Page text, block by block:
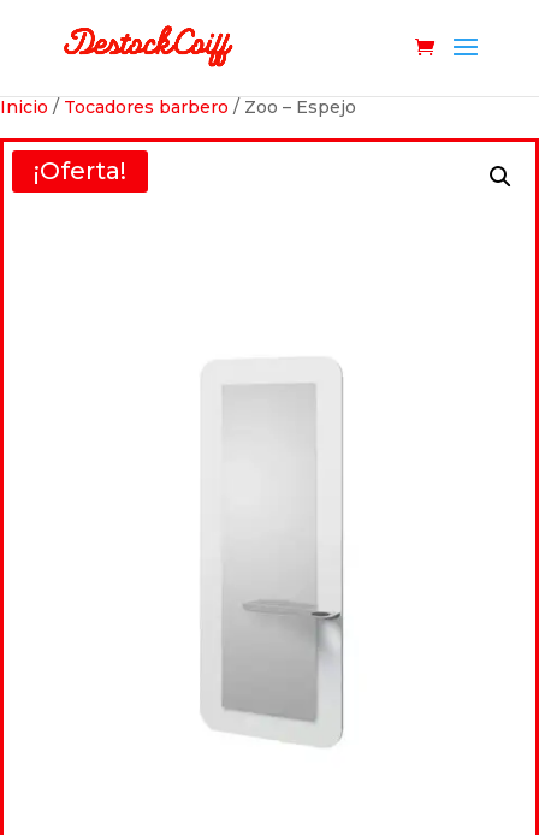
Inicio / Tocadores barbero / Zoo – Espejo
¡Oferta!